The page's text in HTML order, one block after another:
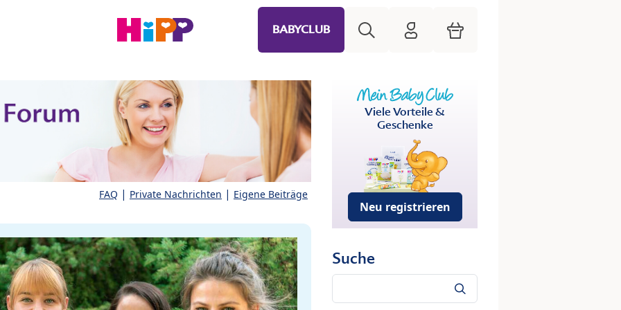
BABYCLUB HiPP Mein Babyclub
Warenkorb
FAQ | Private Nachrichten | Eigene Beiträge
Viele Vorteile &
Geschenke
Neu registrieren
Suche